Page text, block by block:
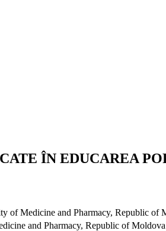
ÎN EDUCAREA
of Medicine and Pharmacy, Republic of
and Pharmacy, Republic of Moldova